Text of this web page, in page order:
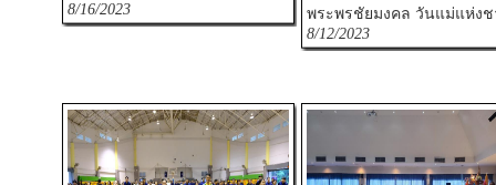
8/16/2023
พระพรชัยมงคล วันแม่แห่งช
8/12/2023